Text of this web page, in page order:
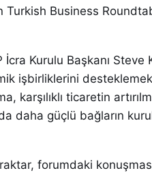
Turkish Business
Kurulu Başkanı Steve
işbirliklerini
karşılıklı ticaretin
daha güçlü bağların
forumdaki